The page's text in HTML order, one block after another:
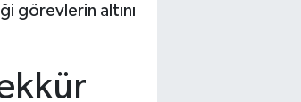
görevlerin altını